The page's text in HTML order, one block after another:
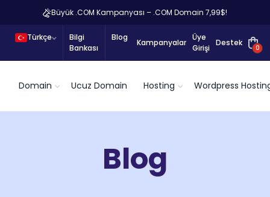
Büyük .COM Kampanyası – .COM Domain 7,99$!
Türkçe
Bilgi
Bankası
Blog
Kampanyalar
Üye
Girişi
Destek
0
Domain Ucuz Domain Hosting Wordpress
Blog